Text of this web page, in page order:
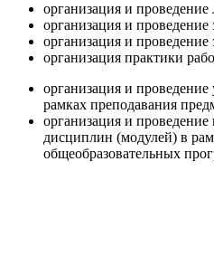
организация и
организация и
организация и
организация практики
организация и
рамках преподавания
организация и
дисциплин (модулей) в
общеобразовательных